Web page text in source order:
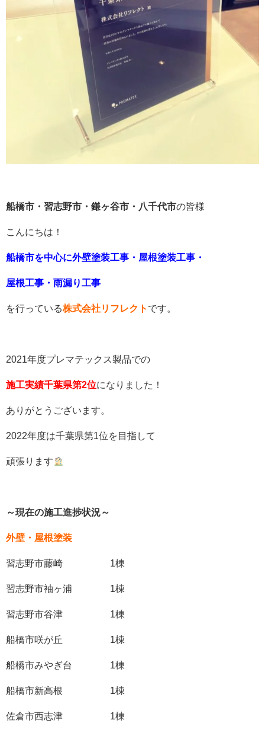
船橋市・習志野市・鎌ヶ谷市・八千代市の皆様
こんにちは！
船橋市を中心に外壁塗装工事・屋根塗装工事・
屋根工事・雨漏り工事
を行っている株式会社リフレクト です。
2021年度プレマテックス製品での
施工実績千葉県第2位になりました！
ありがとうございます。
2022年度は千葉県第1位を目指して
頑張ります
～現在の施工進捗状況～
外壁・屋根塗装
習志野市藤崎 1棟
習志野市袖ヶ浦 1棟
習志野市谷津 1棟
船橋市咲が丘 1棟
船橋市みやぎ台 1棟
船橋市新高根 1棟
佐倉市西志津 1棟